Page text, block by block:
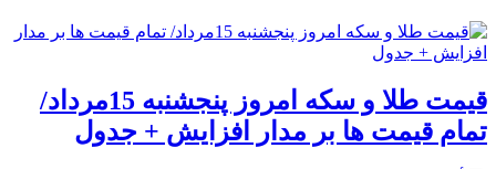
قیمت طلا و سکه امروز پنجشنبه 15مرداد/
تمام قیمت ها بر مدار افزایش + جدول